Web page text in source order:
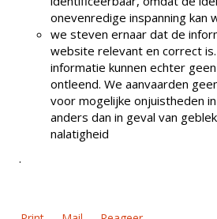
onevenredige inspanning kan
we steven ernaar dat de
website relevant en correct
informatie kunnen echter
ontleend. We aanvaarden
voor mogelijke onjuistheden
anders dan in geval van
nalatigheid
.